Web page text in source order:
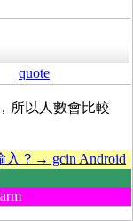
quote
所以人數會比較
入？→ gcin Android